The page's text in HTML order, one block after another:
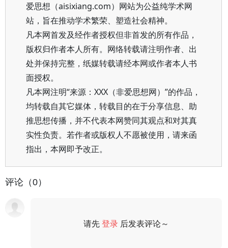
爱思想（aisixiang.com）网站为公益纯学术网
站，旨在推动学术繁荣、塑造社会精神。
凡本网首发及经作者授权但非首发的所有作品，
版权归作者本人所有。网络转载请注明作者、出
处并保持完整，纸媒转载请经本网或作者本人书
面授权。
凡本网注明“来源：XXX（非爱思想网）”的作品，
均转载自其它媒体，转载目的在于分享信息、助
推思想传播，并不代表本网赞同其观点和对其真
实性负责。若作者或版权人不愿被使用，请来函
指出，本网即予改正。
评论（0）
请先登录 后发表评论～